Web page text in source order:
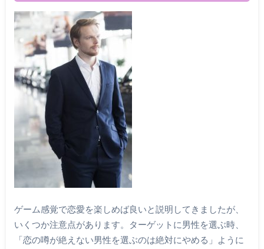
ゲーム感覚で恋愛を楽しめば良いと説明してきましたが、
いくつか注意点があります。ターゲットに男性を選ぶ時、
「恋の噂が絶えない男性を選ぶのは絶対にやめる」ように